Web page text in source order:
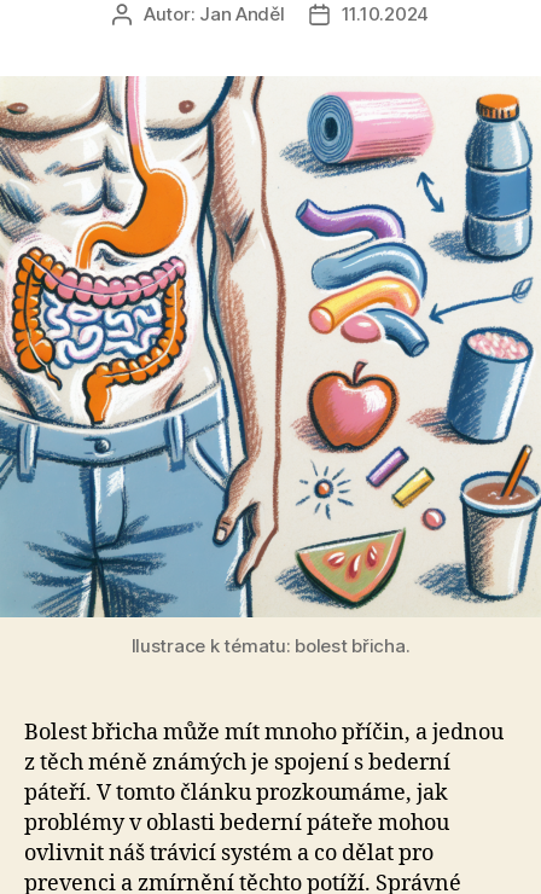
AutorAutor: Jan Anděl
Datum
11.10.2024
Ilustrace k tématu: bolest břicha.
Bolest břicha může mít mnoho příčin, a jednou
z těch méně známých je spojení s bederní
páteří. V tomto článku prozkoumáme, jak
problémy v oblasti bederní páteře mohou
ovlivnit náš trávicí systém a co dělat pro
prevenci a zmírnění těchto potíží. Správné